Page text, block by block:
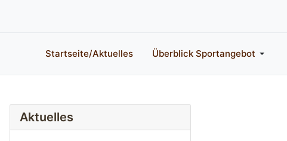
Startseite/Aktuelles Überblick Sportangebot
Aktuelles